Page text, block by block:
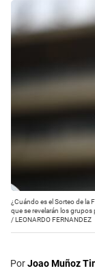
¿Cuándo es el Sorteo de la
que se revelarán los grupos
/LEONARDO FERNANDEZ
PorJoao Muñoz